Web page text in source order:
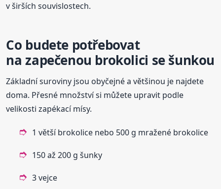
v širších souvislostech.
Co budete potřebovat
na zapečenou brokolici se šunkou
Základní suroviny jsou obyčejné a většinou je najdete
doma. Přesné množství si můžete upravit podle
velikosti zapékací mísy.
1 větší brokolice nebo 500 g mražené brokolice
150 až 200 g šunky
3 vejce